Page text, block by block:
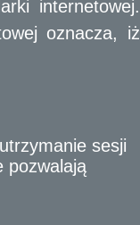
internetowej.
oznacza, iż
sesji
pozwalają